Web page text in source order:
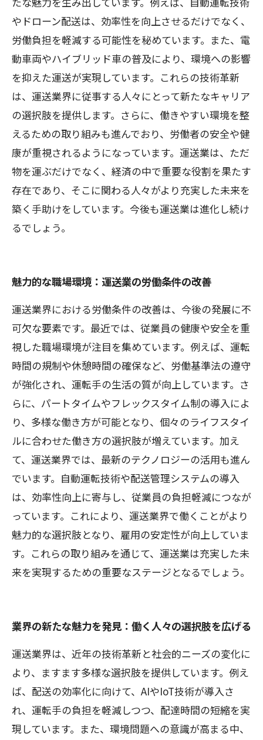
やドローン配送は、効率性を向上させるだけでなく、
労働負担を軽減する可能性を秘めています。また、電
動車両やハイブリッド車の普及により、環境への影響
を抑えた運送が実現しています。これらの技術革新
は、運送業界に従事する人々にとって新たなキャリア
の選択肢を提供します。さらに、働きやすい環境を整
えるための取り組みも進んでおり、労働者の安全や健
康が重視されるようになっています。運送業は、ただ
物を運ぶだけでなく、経済の中で重要な役割を果たす
存在であり、そこに関わる人々がより充実した未来を
築く手助けをしています。今後も運送業は進化し続け
るでしょう。
魅力的な職場環境：運送業の労働条件の改善
運送業界における労働条件の改善は、今後の発展に不
可欠な要素です。最近では、従業員の健康や安全を重
視した職場環境が注目を集めています。例えば、運転
時間の規制や休憩時間の確保など、労働基準法の遵守
が強化され、運転手の生活の質が向上しています。さ
らに、パートタイムやフレックスタイム制の導入によ
り、多様な働き方が可能となり、個々のライフスタイ
ルに合わせた働き方の選択肢が増えています。加え
て、運送業界では、最新のテクノロジーの活用も進ん
でいます。自動運転技術や配送管理システムの導入
は、効率性向上に寄与し、従業員の負担軽減につなが
っています。これにより、運送業界で働くことがより
魅力的な選択肢となり、雇用の安定性が向上していま
す。これらの取り組みを通じて、運送業は充実した未
来を実現するための重要なステージとなるでしょう。
業界の新たな魅力を発見：働く人々の選択肢を広げる
運送業界は、近年の技術革新と社会的ニーズの変化に
より、ますます多様な選択肢を提供しています。例え
ば、配送の効率化に向けて、AIやIoT技術が導入さ
れ、運転手の負担を軽減しつつ、配達時間の短縮を実
現しています。また、環境問題への意識が高まる中、